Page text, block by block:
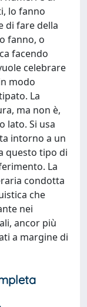
lo fanno
di fare della
fanno, o
facendo
celebrare
modo
La
ma non è,
lato. Si usa
intorno a un
questo tipo di
La
condotta
che
nei
ancor più
a margine di